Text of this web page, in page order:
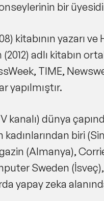
bir
yazarı ve
adlı kitabın
TIME,
yapılmıştır.
dünya
biri
(Almanya),
Sweden
yapay zeka